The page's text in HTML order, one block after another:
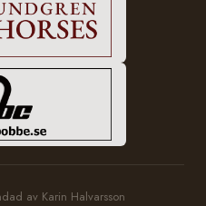
av Karin Halvarsson